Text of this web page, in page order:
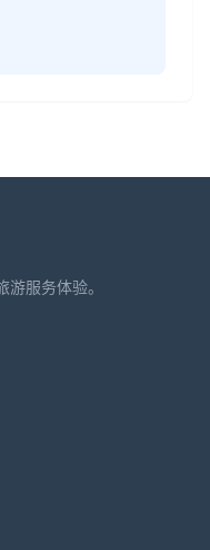
服务体验。